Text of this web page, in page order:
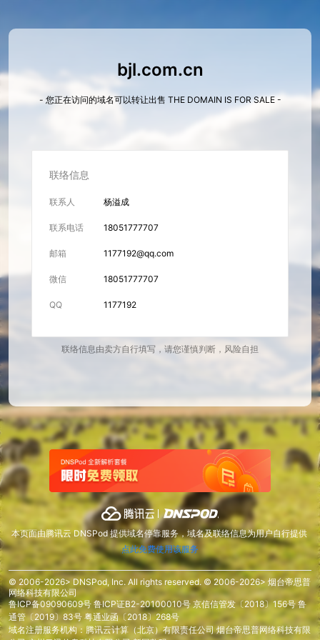
bjl.com.cn
- 您正在访问的域名可以转让出售 THE DOMAIN IS FOR SALE -
联络信息
联系人 杨溢成
联系电话 18051777707
邮箱 1177192@qq.com
微信 18051777707
QQ 1177192
联络信息由卖方自行填写，请您谨慎判断，风险自担
本页面由腾讯云 DNSPod 提供域名停靠服务，域名及联络信息为用户自行提供
点此免费使用该服务
© 2006-2026> DNSPod, Inc. All rights reserved. © 2006-2026> 烟台帝思普
网络科技有限公司
鲁ICP备09090609号 鲁ICP证B2-20100010号 京信信管发〔2018〕156号 鲁
通管〔2019〕83号 粤通业函〔2018〕268号
域名注册服务机构：腾讯云计算（北京）有限责任公司 烟台帝思普网络科技有限